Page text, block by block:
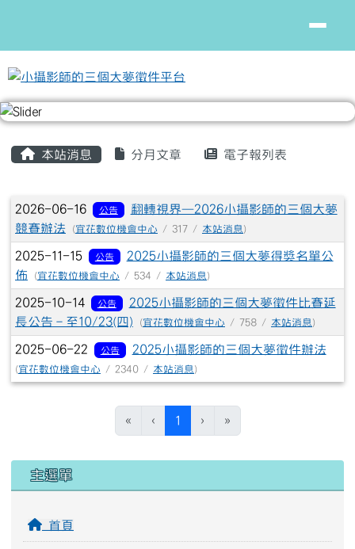
本站消息 分月文章 電子報列表
文章列表
2026-06-16 公告
翻轉視界—2026小攝影師的三個大夢
競賽辦法
(宜花數位機會中心 / 317 / 本站消息 )
2025-11-15 公告
2025小攝影師的三個大夢得獎名單公
佈
(宜花數位機會中心 / 534 / 本站消息 )
2025-10-14 公告
2025小攝影師的三個大夢徵件比賽延
長公告－至10/23(四)
(宜花數位機會中心 / 758 / 本站消息 )
2025-06-22 公告 2025小攝影師的三個大夢徵件辦法
(宜花數位機會中心 / 2340 / 本站消息 )
« ‹ 1 (目前頁次)
› »
左邊區域內容
主選單
首頁